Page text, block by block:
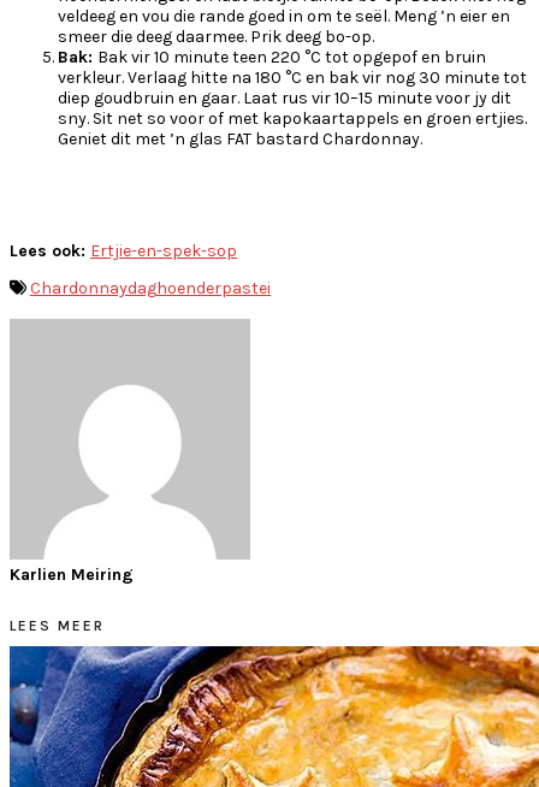
veldeeg en vou die rande goed in om te seël. Meng ’n eier en
smeer die deeg daarmee. Prik deeg bo-op.
Bak: Bak vir 10 minute teen 220 °C tot opgepof en bruin
verkleur. Verlaag hitte na 180 °C en bak vir nog 30 minute tot
diep goudbruin en gaar. Laat rus vir 10–15 minute voor jy dit
sny. Sit net so voor of met kapokaartappels en groen ertjies.
Geniet dit met ’n glas FAT bastard Chardonnay.
Lees ook: Ertjie-en-spek-sop
Chardonnaydaghoenderpastei
Karlien Meiring
LEES MEER